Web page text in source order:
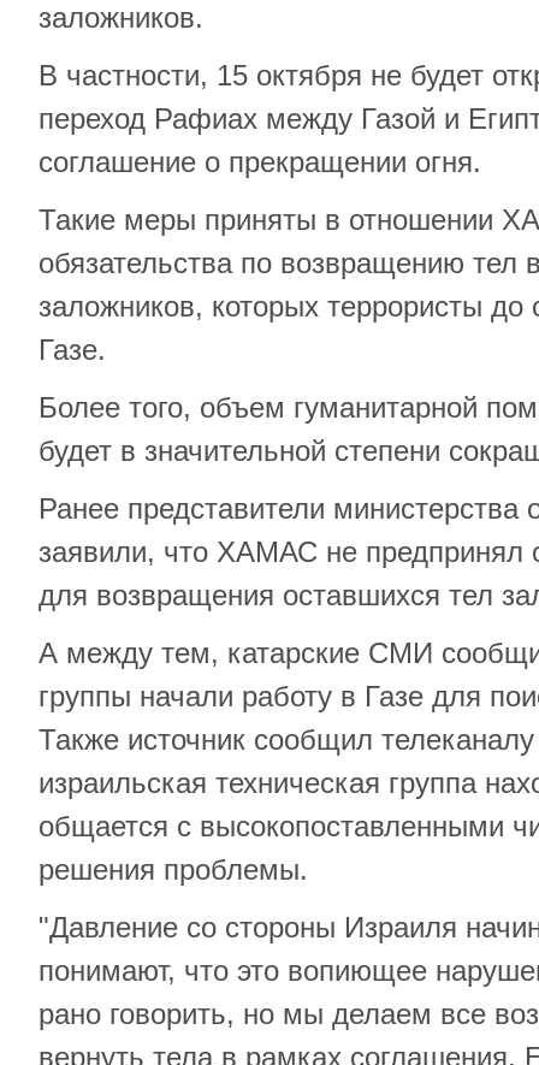
заложников.
В частности, 15 октября не будет
переход Рафиах между Газой и
соглашение о прекращении огня.
Такие меры приняты в отношении
обязательства по возвращению тел
заложников, которых террористы
Газе.
Более того, объем гуманитарной
будет в значительной степени
Ранее представители
заявили, что ХАМАС не предпринял
для возвращения оставшихся тел
А между тем, катарские СМИ
группы начали работу в Газе для
Также источник сообщил
израильская техническая группа
общается с высокопоставленными
решения проблемы.
"Давление со стороны Израиля
понимают, что это вопиющее
рано говорить, но мы делаем все
вернуть тела в рамках соглашения.